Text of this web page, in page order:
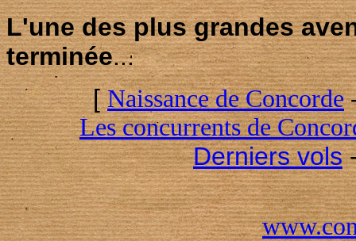
L'une des plus grandes
terminée...
[ Naissance de Concorde
Les concurrents de
Derniers vols